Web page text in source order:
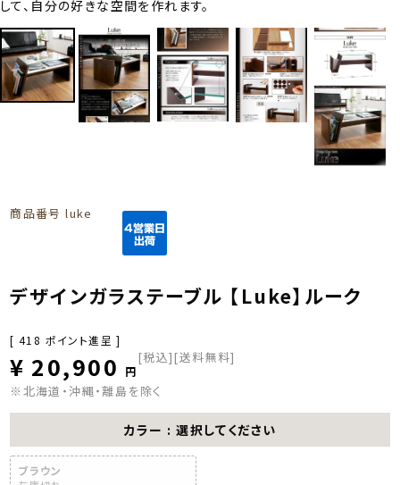
して、自分の好きな空間を作れます。
商品番号 luke
デザインガラステーブル 【Luke】ルーク
[ 418 ポイント進呈 ]
¥ 20,900 税込 [送料無料]
※北海道・沖縄・離島を除く
カラー 選択してください
ブラウン